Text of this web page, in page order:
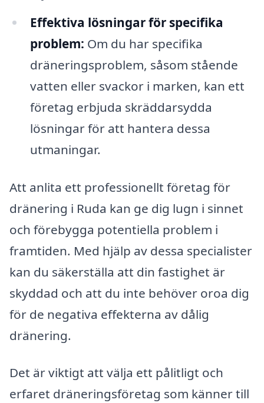
Effektiva lösningar för specifika
problem: Om du har specifika
dräneringsproblem, såsom stående
vatten eller svackor i marken, kan ett
företag erbjuda skräddarsydda
lösningar för att hantera dessa
utmaningar.
Att anlita ett professionellt företag för
dränering i Ruda kan ge dig lugn i sinnet
och förebygga potentiella problem i
framtiden. Med hjälp av dessa specialister
kan du säkerställa att din fastighet är
skyddad och att du inte behöver oroa dig
för de negativa effekterna av dålig
dränering.
Det är viktigt att välja ett pålitligt och
erfaret dräneringsföretag som känner till